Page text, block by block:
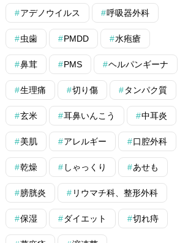
アデノウイルス 呼吸器外科
虫歯 PMDD 水疱瘡
鼻茸 PMS ヘルパンギーナ
生理痛 切り傷 タンパク質
玄米 耳鼻いんこう 中耳炎
美肌 アレルギー 口腔外科
乾燥 しゃっくり あせも
膀胱炎 リウマチ科、整形外科
保湿 ダイエット 切れ痔